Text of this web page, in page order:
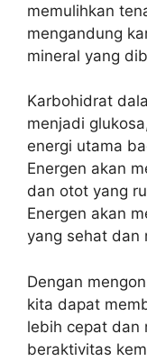
memulihkan
mengandung
mineral yang
Karbohidrat
menjadi
energi utama
Energen akan
dan otot yang
Energen akan
yang sehat dan
Dengan
kita dapat
lebih cepat dan
beraktivitas